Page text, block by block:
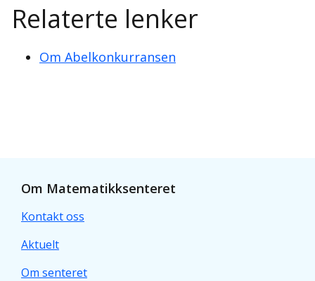
Relaterte lenker
Om Abelkonkurransen
Om Matematikksenteret
Kontakt oss
Aktuelt
Om senteret